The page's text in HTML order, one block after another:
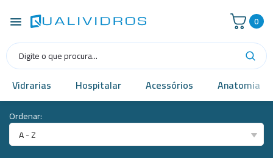
0
Vidrarias Hospitalar Acessórios Anatomia
Ordenar:
A - Z